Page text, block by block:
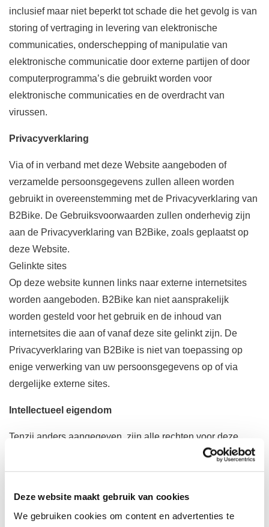
Deze website maakt gebruik van cookies
We gebruiken cookies om content en advertenties te
inclusief maar niet beperkt tot schade die het gevolg is van
storing of vertraging in levering van elektronische
communicaties, onderschepping of manipulatie van
elektronische communicatie door externe partijen of door
computerprogramma’s die gebruikt worden voor
elektronische communicaties en de overdracht van
virussen.
Privacyverklaring
Via of in verband met deze Website aangeboden of
verzamelde persoonsgegevens zullen alleen worden
gebruikt in overeenstemming met de Privacyverklaring van
B2Bike. De Gebruiksvoorwaarden zullen onderhevig zijn
aan de Privacyverklaring van B2Bike, zoals geplaatst op
deze Website.
Gelinkte sites
Op deze website kunnen links naar externe internetsites
worden aangeboden. B2Bike kan niet aansprakelijk
worden gesteld voor het gebruik en de inhoud van
internetsites die aan of vanaf deze site gelinkt zijn. De
Privacyverklaring van B2Bike is niet van toepassing op
enige verwerking van uw persoonsgegevens op of via
dergelijke externe sites.
Intellectueel eigendom
Tenzij anders aangegeven, zijn alle rechten voor deze
Website en de Informatie, inclusief copyrights en andere
intellectuele eigendomsrechten, het eigendom van B2Bike.
Informatie te lezen en kopieën te maken voor eigen
persoonlijk gebruik, bijvoorbeeld door afdrukken of